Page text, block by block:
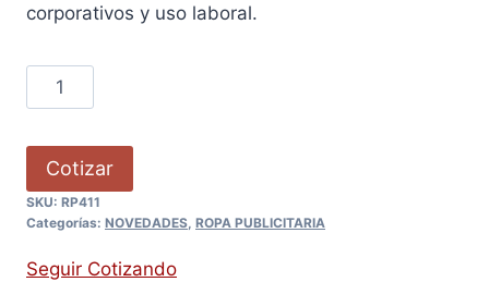
corporativos y uso laboral.
Cotizar
SKU: RP411
Categorías: NOVEDADES, ROPA PUBLICITARIA
Seguir Cotizando